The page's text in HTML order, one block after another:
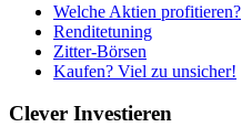
Welche Aktien profitieren?
Renditetuning
Zitter-Börsen
Kaufen? Viel zu unsicher!
Clever Investieren